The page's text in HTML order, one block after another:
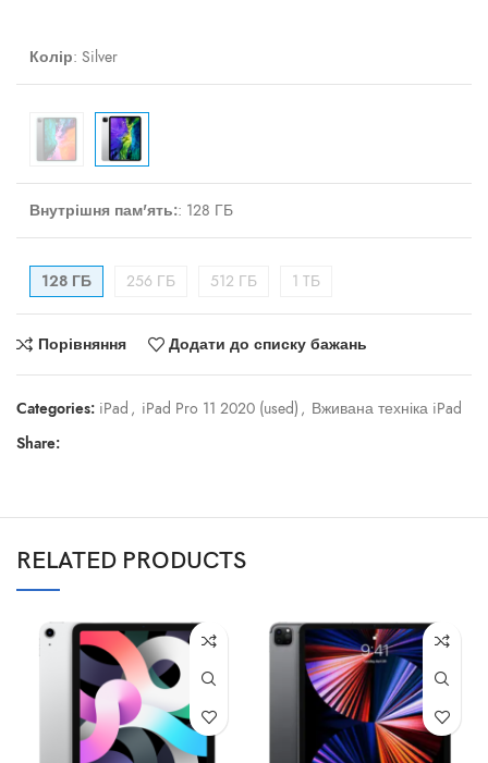
Колір: Silver
Внутрішня пам'ять:: 128 ГБ
128 ГБ 256 ГБ 512 ГБ 1 TБ
Порівняння Додати до списку бажань
Categories: iPad , iPad Pro 11 2020 (used) , Вживана техніка iPad
Share:
RELATED PRODUCTS